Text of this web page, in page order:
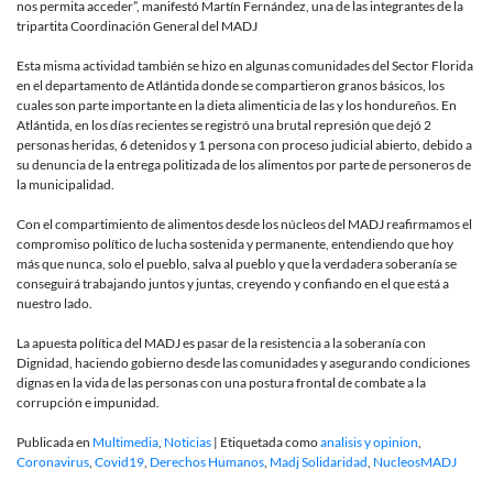
nos permita acceder”, manifestó Martín Fernández, una de las integrantes de la
tripartita Coordinación General del MADJ
Esta misma actividad también se hizo en algunas comunidades del Sector Florida
en el departamento de Atlántida donde se compartieron granos básicos, los
cuales son parte importante en la dieta alimenticia de las y los hondureños. En
Atlántida, en los días recientes se registró una brutal represión que dejó 2
personas heridas, 6 detenidos y 1 persona con proceso judicial abierto, debido a
su denuncia de la entrega politizada de los alimentos por parte de personeros de
la municipalidad.
Con el compartimiento de alimentos desde los núcleos del MADJ reafirmamos el
compromiso político de lucha sostenida y permanente, entendiendo que hoy
más que nunca, solo el pueblo, salva al pueblo y que la verdadera soberanía se
conseguirá trabajando juntos y juntas, creyendo y confiando en el que está a
nuestro lado.
La apuesta política del MADJ es pasar de la resistencia a la soberanía con
Dignidad, haciendo gobierno desde las comunidades y asegurando condiciones
dignas en la vida de las personas con una postura frontal de combate a la
corrupción e impunidad.
Publicada en Multimedia Noticias | Etiquetada comoanalisis y opinion
Coronavirus Covid19 Derechos Humanos Madj Solidaridad NucleosMADJ